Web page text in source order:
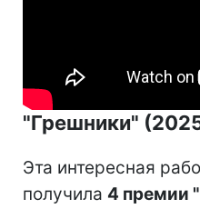
"Грешники"
Эта интересная
получила 4 премии